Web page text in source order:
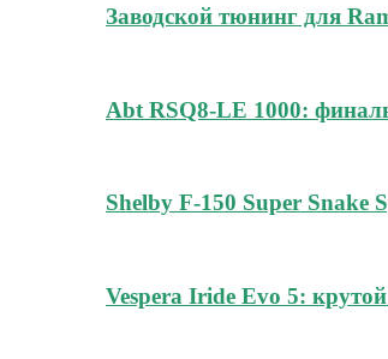
Заводской тюнинг для
Abt RSQ8-LE 1000:
Shelby F-150 Super
Vespera Iride Evo 5: